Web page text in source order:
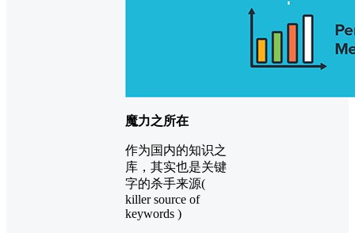
魔力之所在
作为国内的知识之
库，其实也是关键
字的杀手来源(
killer source of
keywords )